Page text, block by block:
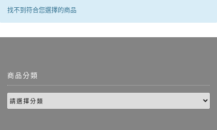
找不到符合您選擇的商品
商品分類